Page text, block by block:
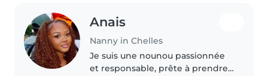
Anais
Nanny in Chelles
Je suis une nounou passionnée
et responsable, prête à prendre